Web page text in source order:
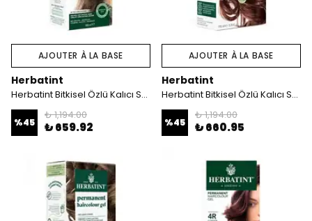
AJOUTER À LA BASE
Herbatint
Herbatint Bitkisel Özlü Kalıcı Saç Boyası | Küllü Kumral (Blond Cendre 7C) 170 ml
%45
₺ 1,194.00
₺ 659.92
AJOUTER À LA BASE
Herbatint
Herbatint Bitkisel Özlü Kalıcı Saç Boyası | Akaju Kumral (Mahogany Blonde 7M) 170 ml
%45
₺ 1,194.00
₺ 660.95